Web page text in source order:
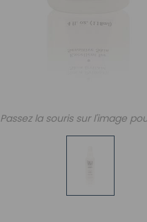
Passez la souris sur l'image